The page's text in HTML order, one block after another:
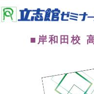
ホーム
特長
■岸和田校